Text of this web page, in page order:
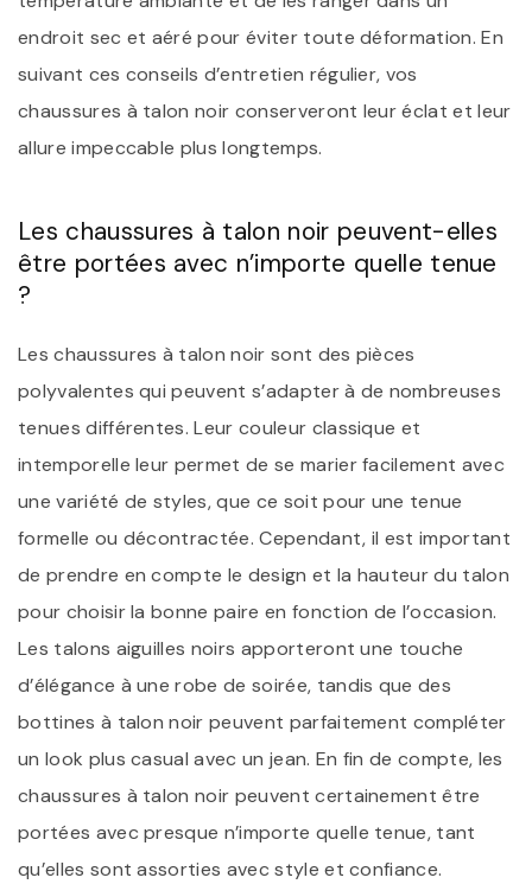
endroit sec et aéré pour éviter toute déformation. En
suivant ces conseils d’entretien régulier, vos
chaussures à talon noir conserveront leur éclat et leur
allure impeccable plus longtemps.
Les chaussures à talon noir peuvent-elles
être portées avec n’importe quelle tenue
?
Les chaussures à talon noir sont des pièces
polyvalentes qui peuvent s’adapter à de nombreuses
tenues différentes. Leur couleur classique et
intemporelle leur permet de se marier facilement avec
une variété de styles, que ce soit pour une tenue
formelle ou décontractée. Cependant, il est important
de prendre en compte le design et la hauteur du talon
pour choisir la bonne paire en fonction de l’occasion.
Les talons aiguilles noirs apporteront une touche
d’élégance à une robe de soirée, tandis que des
bottines à talon noir peuvent parfaitement compléter
un look plus casual avec un jean. En fin de compte, les
chaussures à talon noir peuvent certainement être
portées avec presque n’importe quelle tenue, tant
qu’elles sont assorties avec style et confiance.